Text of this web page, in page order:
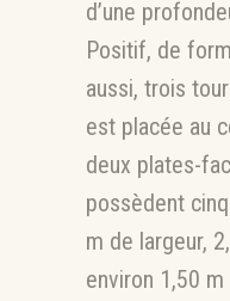
d’une
Positif, de
aussi, trois
est placée au
deux plates-
possèdent
m de largeur,
environ 1,50